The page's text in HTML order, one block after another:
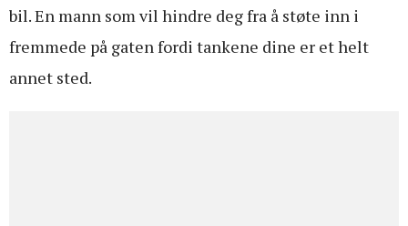
bil. En mann som vil hindre deg fra å støte inn i
fremmede på gaten fordi tankene dine er et helt
annet sted.